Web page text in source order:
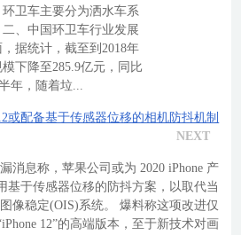
卫车主要分为洒水车系
、中国环卫车行业发展
据统计，截至到2018年
下降至285.9亿元，同比
年，随着垃...
或配备基于传感器位移的相机防抖机制
NEXT
消息称，苹果公司或为 2020 iPhone 产
基于传感器位移的防抖方案，以取代当
像稳定(OIS)系统。 爆料称这项改进仅
12”的高端版本，至于新技术对画